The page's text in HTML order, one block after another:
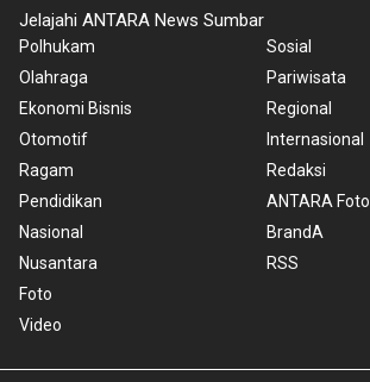
Jelajahi ANTARA News Sumbar
Polhukam
Olahraga
Ekonomi Bisnis
Otomotif
Ragam
Pendidikan
Nasional
Nusantara
Foto
Video
Sosial
Pariwisata
Regional
Internasional
Redaksi
ANTARA Foto
BrandA
RSS